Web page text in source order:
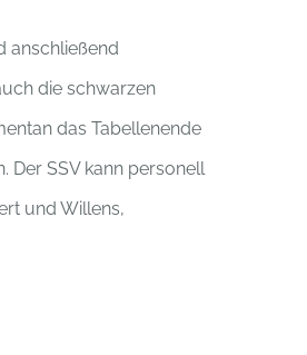
anschließend
die schwarzen
das Tabellenende
SSV kann personell
und Willens,